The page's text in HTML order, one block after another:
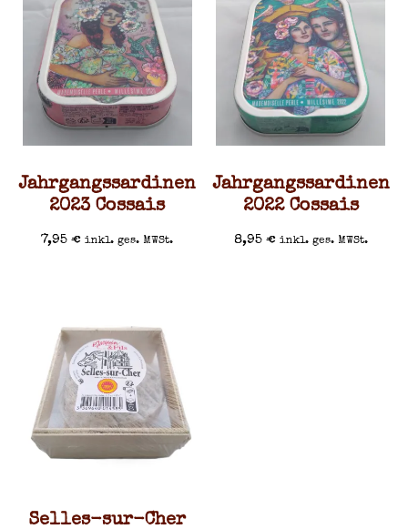
Jahrgangssardinen
2023 Cossais
7,95€ inkl. ges. MWSt.
Jahrgangssardinen
2022 Cossais
8,95 € inkl. ges. MWSt.
Selles-sur-Cher